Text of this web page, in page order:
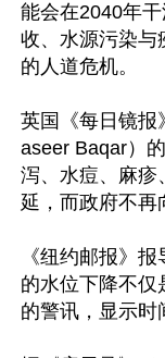
能会在2040年
收、水源污染与
的人道危机。
英国《每日镜报
aseer Baqar）
泻、水痘、麻疹
延，而政府不再
《纽约邮报》
的水位下降不仅
的警讯，显示时